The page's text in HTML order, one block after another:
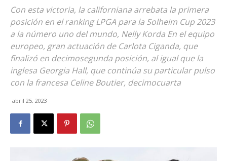
Con esta victoria, la californiana arrebata la primera
posición en el ranking LPGA para la Solheim Cup 2023
a la número uno del mundo, Nelly Korda En el equipo
europeo, gran actuación de Carlota Ciganda, que
finalizó en decimosegunda posición, al igual que la
inglesa Georgia Hall, que continúa su particular pulso
con la francesa Celine Boutier, decimocuarta
abril 25, 2023